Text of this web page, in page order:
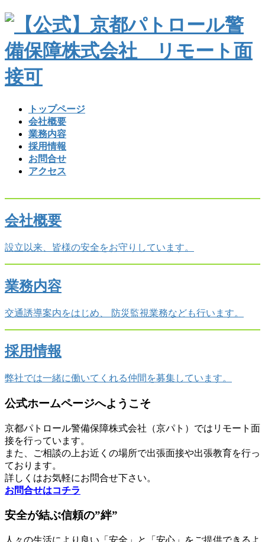
コ
テ
ン
ツ
へ
ナ
ゲ
ー
シ
ョ
トップページ
会社概要
業務内容
採用情報
お問合せ
アクセス
会社概要
設立以来、皆様の安全をお守りしています。
業務内容
交通誘導案内をはじめ、 防災監視業務なども行います。
採用情報
弊社では一緒に働いてくれる仲間を募集しています。
公式ホームページへようこそ
京都パトロール警備保障株式会社（京パト）ではリモート面
接を行っています。
また、ご相談の上お近くの場所で出張面接や出張教育を行っ
ております。
詳しくはお気軽にお問合せ下さい。
お問合せはコチラ
安全が結ぶ信頼の”絆”